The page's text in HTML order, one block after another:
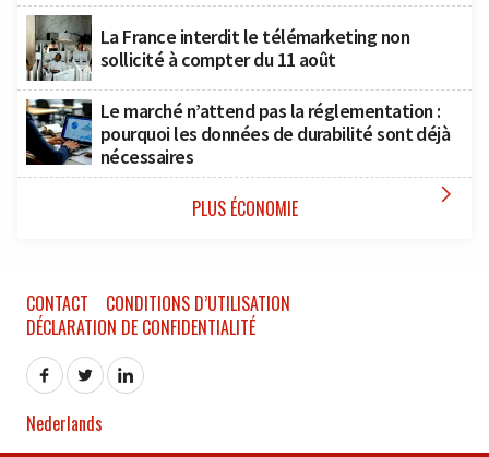
La France interdit le télémarketing non
sollicité à compter du 11 août
Le marché n’attend pas la réglementation :
pourquoi les données de durabilité sont déjà
nécessaires
PLUS ÉCONOMIE 
CONTACT
CONDITIONS D’UTILISATION
DÉCLARATION DE CONFIDENTIALITÉ
Nederlands